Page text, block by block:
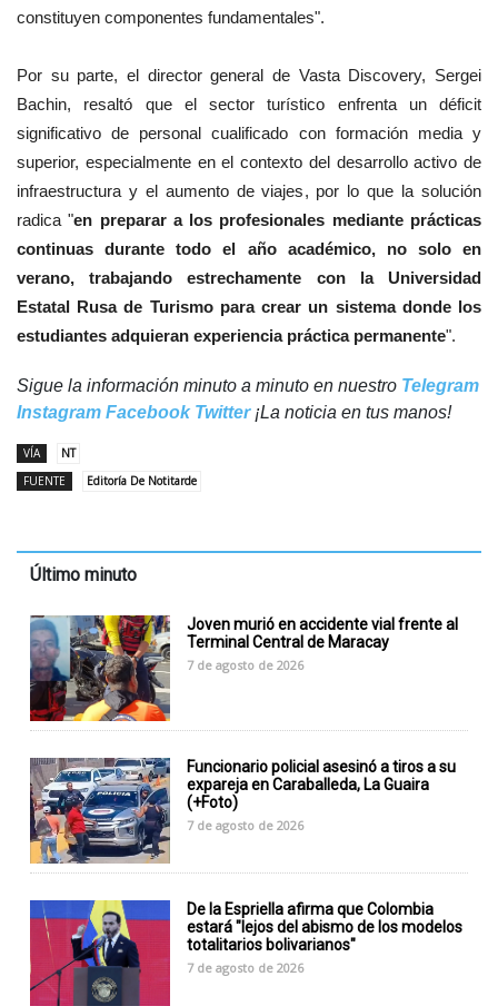
constituyen componentes fundamentales".
Por su parte, el director general de Vasta Discovery, Sergei
Bachin, resaltó que el sector turístico enfrenta un déficit
significativo de personal cualificado con formación media y
superior, especialmente en el contexto del desarrollo activo de
infraestructura y el aumento de viajes, por lo que la solución
radica "en preparar a los profesionales mediante prácticas
continuas durante todo el año académico, no solo en
verano, trabajando estrechamente con la Universidad
Estatal Rusa de Turismo para crear un sistema donde los
estudiantes adquieran experiencia práctica permanente".
Sigue la información minuto a minuto en nuestro Telegram
Instagram Facebook Twitter¡La noticia en tus manos!
VÍA
NT
FUENTE
Editoría De Notitarde
Último minuto
Joven murió en accidente vial frente al
Terminal Central de Maracay
7 de agosto de 2026
Funcionario policial asesinó a tiros a su
expareja en Caraballeda, La Guaira
(+Foto)
7 de agosto de 2026
De la Espriella afirma que Colombia
estará "lejos del abismo de los modelos
totalitarios bolivarianos"
7 de agosto de 2026